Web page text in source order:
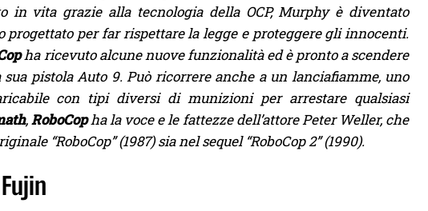
in vita grazie alla tecnologia della OCP, Murphy è diventato
per far rispettare la legge e proteggere gli innocenti.
ha ricevuto alcune nuove funzionalità ed è pronto a scendere
pistola Auto 9. Può ricorrere anche a un lanciafiamme, uno
con tipi diversi di munizioni per arrestare qualsiasi
,RoboCopha la voce e le fattezze dell’attore Peter Weller, che
“RoboCop” (1987) sia nel sequel “RoboCop 2” (1990).
Fujin